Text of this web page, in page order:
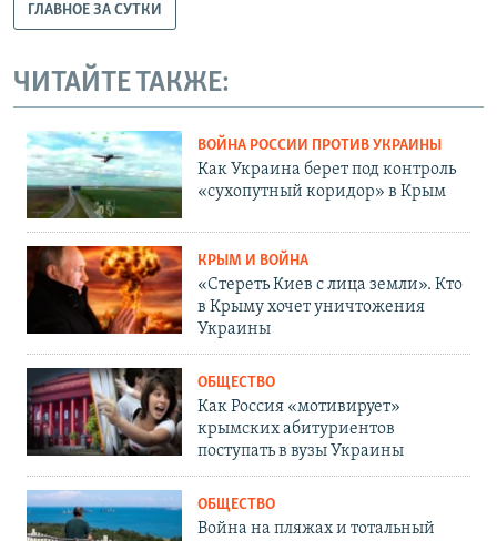
ГЛАВНОЕ ЗА СУТКИ
ЧИТАЙТЕ ТАКЖЕ:
ВОЙНА РОССИИ ПРОТИВ УКРАИНЫ
Как Украина берет под контроль
«сухопутный коридор» в Крым
КРЫМ И ВОЙНА
«Стереть Киев с лица земли». Кто
в Крыму хочет уничтожения
Украины
ОБЩЕСТВО
Как Россия «мотивирует»
крымских абитуриентов
поступать в вузы Украины
ОБЩЕСТВО
Война на пляжах и тотальный